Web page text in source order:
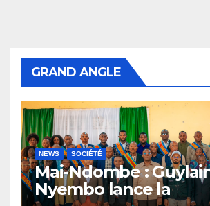
GRAND ANGLE
NEWS SOCIÉTÉ
Mai-Ndombe :
Nyembo lance la